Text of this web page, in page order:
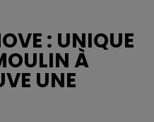
: UNIQUE
À
UNE